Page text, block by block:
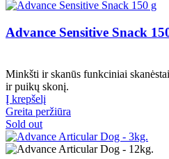
Advance Sensitive Snack
Minkšti ir skanūs funkciniai
ir puikų skonį.
Į krepšelį
Greita peržiūra
Sold out